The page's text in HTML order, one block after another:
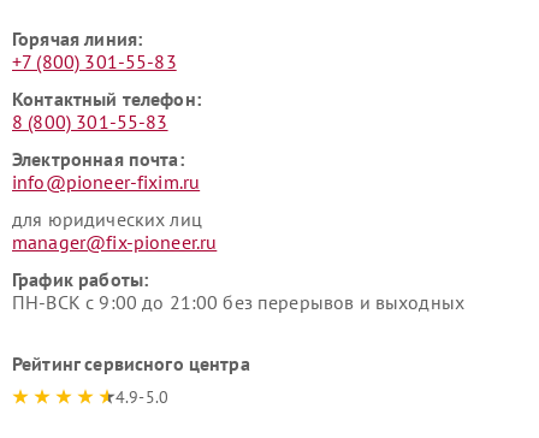
Горячая линия:
+7 (800) 301-55-83
Контактный телефон:
8 (800) 301-55-83
Электронная почта:
info@pioneer-fixim.ru
для юридических лиц
manager@fix-pioneer.ru
График работы:
ПН-ВСК с 9:00 до 21:00 без перерывов и выходных
Рейтинг сервисного центра
4.9-5.0